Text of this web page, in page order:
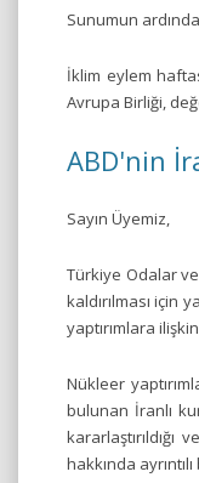
Sunumun
İklim eylem
Avrupa Birliği,
ABD'nin
Sayın Üyemiz,
Türkiye Odalar ve
kaldırılması için
yaptırımlara
Nükleer
bulunan İranlı
kararlaştırıldığı
hakkında